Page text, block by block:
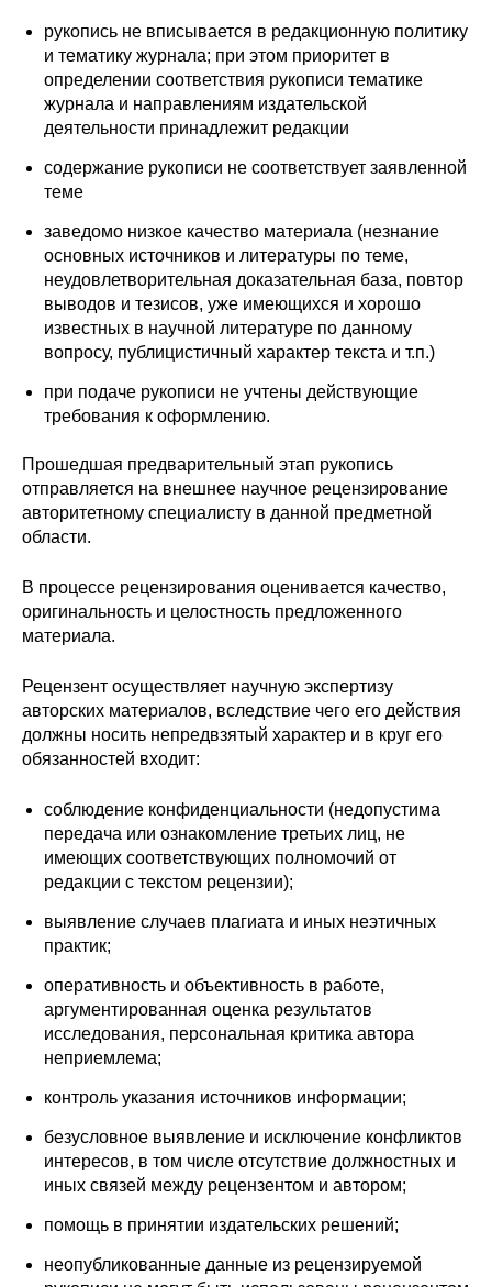
Поступление
Обучение
Нормативные документы
О совете
Контакты
рукопись не вписывается в редакционную политику
и тематику журнала; при этом приоритет в
определении соответствия рукописи тематике
журнала и направлениям издательской
деятельности принадлежит редакции
содержание рукописи не соответствует заявленной
теме
заведомо низкое качество материала (незнание
основных источников и литературы по теме,
неудовлетворительная доказательная база, повтор
выводов и тезисов, уже имеющихся и хорошо
известных в научной литературе по данному
вопросу, публицистичный характер текста и т.п.)
при подаче рукописи не учтены действующие
требования к оформлению.
Прошедшая предварительный этап рукопись
отправляется на внешнее научное рецензирование
авторитетному специалисту в данной предметной
области.
В процессе рецензирования оценивается качество,
оригинальность и целостность предложенного
материала.
Рецензент осуществляет научную экспертизу
авторских материалов, вследствие чего его действия
должны носить непредвзятый характер и в круг его
обязанностей входит:
соблюдение конфиденциальности (недопустима
передача или ознакомление третьих лиц, не
имеющих соответствующих полномочий от
редакции с текстом рецензии);
выявление случаев плагиата и иных неэтичных
практик;
оперативность и объективность в работе,
аргументированная оценка результатов
исследования, персональная критика автора
неприемлема;
контроль указания источников информации;
безусловное выявление и исключение конфликтов
интересов, в том числе отсутствие должностных и
иных связей между рецензентом и автором;
помощь в принятии издательских решений;
неопубликованные данные из рецензируемой